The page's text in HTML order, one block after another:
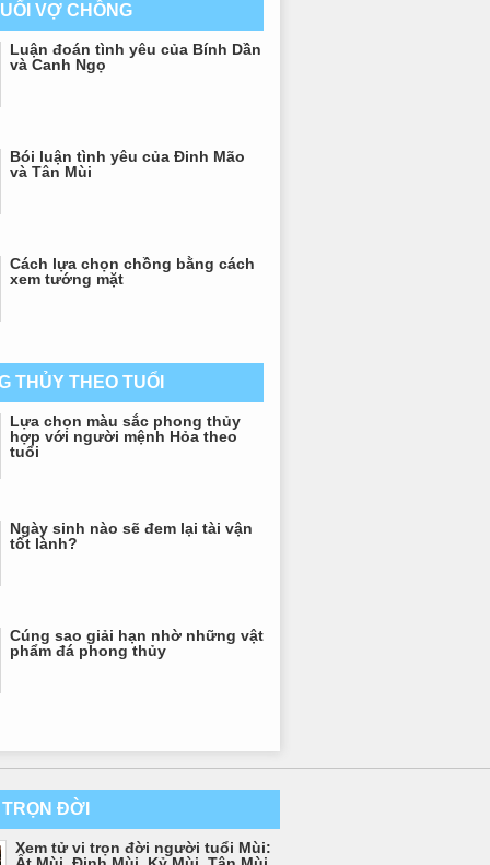
VỢ CHỒNG
Luận đoán tình yêu của Bính Dần
và Canh Ngọ
Bói luận tình yêu của Đinh Mão
và Tân Mùi
Cách lựa chọn chồng bằng cách
xem tướng mặt
THỦY THEO TUỔI
Lựa chọn màu sắc phong thủy
hợp với người mệnh Hỏa theo
tuổi
Ngày sinh nào sẽ đem lại tài vận
tốt lành?
Cúng sao giải hạn nhờ những vật
phẩm đá phong thủy
ĐỜI
Xem tử vi trọn đời người tuổi Mùi: